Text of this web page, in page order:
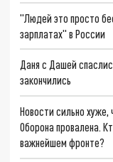
"Людей это просто
зарплатах" в России
Даня с Дашей
закончились
Новости сильно
Оборона провалена.
важнейшем фронте?